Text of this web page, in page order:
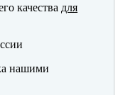
качества для
нашими